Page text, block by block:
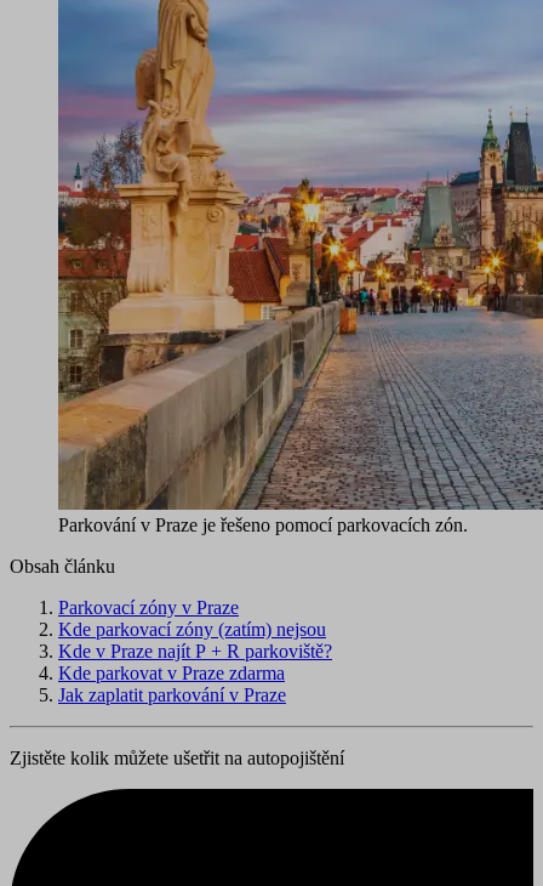
Parkování v Praze je řešeno pomocí parkovacích zón.
Obsah článku
Parkovací zóny v Praze
Kde parkovací zóny (zatím) nejsou
Kde v Praze najít P + R parkoviště?
Kde parkovat v Praze zdarma
Jak zaplatit parkování v Praze
Zjistěte kolik můžete ušetřit na autopojištění